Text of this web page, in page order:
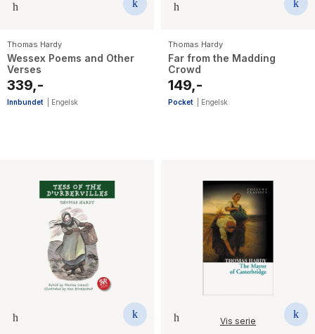
Thomas Hardy
Wessex Poems and Other
Verses
339,-
Innbundet Engelsk
Thomas Hardy
Far from the Madding
Crowd
149,-
Pocket Engelsk
Vis serie